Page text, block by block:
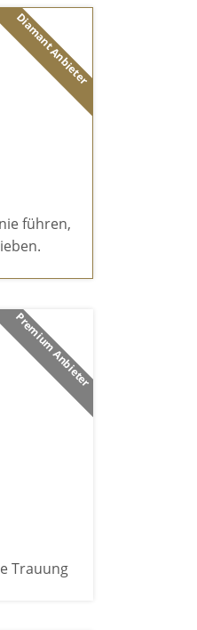
Diamant Anbieter
führen,
Premium Anbieter
Trauung